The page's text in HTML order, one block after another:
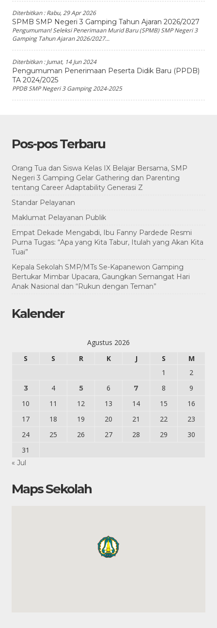
Diterbitkan :Rabu, 29 Apr 2026
SPMB SMP Negeri 3 Gamping Tahun Ajaran 2026/2027
Pengumuman! Seleksi Penerimaan Murid Baru (SPMB) SMP Negeri 3
Gamping Tahun Ajaran 2026/2027...
Diterbitkan :Jumat, 14 Jun 2024
Pengumuman Penerimaan Peserta Didik Baru (PPDB)
TA 2024/2025
PPDB SMP Negeri 3 Gamping 2024-2025
Pos-pos Terbaru
Orang Tua dan Siswa Kelas IX Belajar Bersama, SMP
Negeri 3 Gamping Gelar Gathering dan Parenting
tentang Career Adaptability Generasi Z
Standar Pelayanan
Maklumat Pelayanan Publik
Empat Dekade Mengabdi, Ibu Fanny Pardede Resmi
Purna Tugas: “Apa yang Kita Tabur, Itulah yang Akan Kita
Tuai”
Kepala Sekolah SMP/MTs Se-Kapanewon Gamping
Bertukar Mimbar Upacara, Gaungkan Semangat Hari
Anak Nasional dan “Rukun dengan Teman”
Kalender
Agustus 2026
S
S R K J S
M
1
2
3 4 5 6 7 8
9
10
11 12 13 14 15
16
17
18 19 20 21 22
23
24
25 26 27 28 29
30
31
« Jul
Maps Sekolah